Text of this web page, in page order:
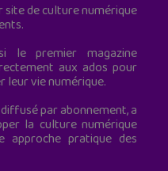
site de culture numérique
le premier magazine
aux ados pour
leur vie numérique.
par abonnement, a
la culture numérique
approche pratique des